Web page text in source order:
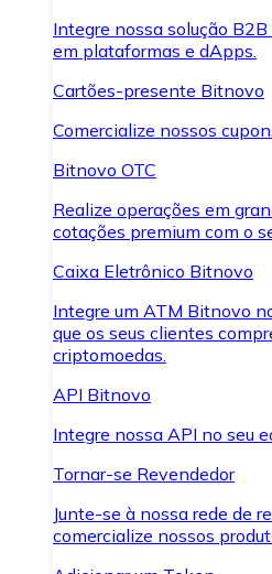
Integre nossa solução
em plataformas e dApps.
Cartões-presente Bitnovo
Comercialize nossos
Bitnovo OTC
Realize operações em
cotações premium com o
Caixa Eletrônico Bitnovo
Integre um ATM Bitnovo
que os seus clientes
criptomoedas.
API Bitnovo
Integre nossa API no seu
Tornar-se Revendedor
Junte-se à nossa rede de
comercialize nossos